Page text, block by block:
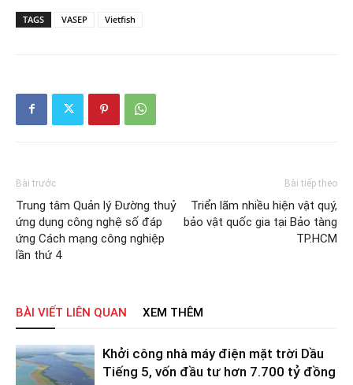
TAGS VASEP Vietfish
Bài trước
Trung tâm Quản lý Đường thuỷ
ứng dụng công nghệ số đáp
ứng Cách mạng công nghiệp
lần thứ 4
Bài tiếp theo
Triển lãm nhiều hiện vật quý,
bảo vật quốc gia tại Bảo tàng
TP.HCM
BÀI VIẾT LIÊN QUAN XEM THÊM
Khởi công nhà máy điện mặt trời Dầu
Tiếng 5, vốn đầu tư hơn 7.700 tỷ đồng